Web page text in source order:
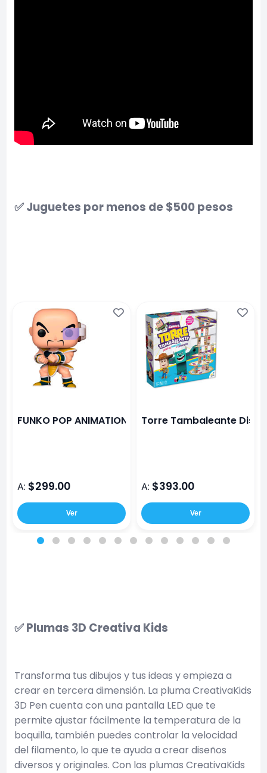
✅ Juguetes por menos de $500 pesos
FUNKO POP ANIMATION DRAGON BALL Z NAPPA
A: $299.00
Ver
Torre Tambaleante
A: $393.00
Ver
✅ Plumas 3D Creativa Kids
Transforma tus dibujos y tus ideas y empieza a
crear en tercera dimensión. La pluma CreativaKids
3D Pen cuenta con una pantalla LED que te
permite ajustar fácilmente la temperatura de la
boquilla, también puedes controlar la velocidad
del filamento, lo que te ayuda a crear diseños
diversos y originales. Con las plumas CreativaKids